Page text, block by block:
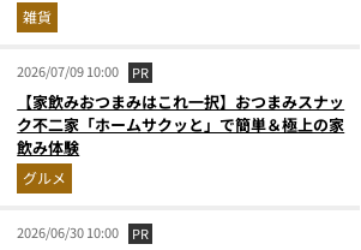
雑貨
2026/07/09 10:00 PR
【家飲みおつまみはこれ一択】おつまみスナッ
ク不二家「ホームサクッと」で簡単＆極上の家
飲み体験
グルメ
2026/06/30 10:00 PR